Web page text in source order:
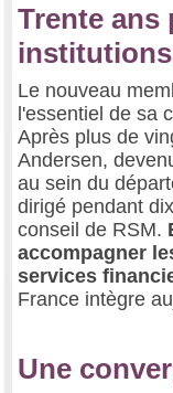
Trente ans
Le nouveau
l'essentiel de sa
Après plus de
Andersen,
au sein du
dirigé pendant
conseil de RSM.
accompagner
services
France intègre
Une